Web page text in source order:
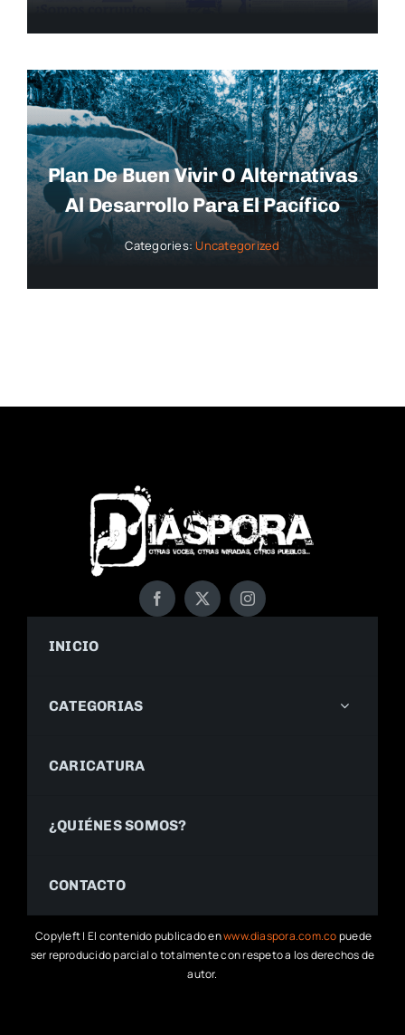
Plan De Buen Vivir O Alternativas
Al Desarrollo Para El Pacífico
Categories:Uncategorized
INICIO
CATEGORIAS
CARICATURA
¿QUIÉNES SOMOS?
CONTACTO
Copyleft | El contenido publicado enwww.diaspora.com.copuede
ser reproducido parcial o totalmente con respeto a los derechos de
autor.